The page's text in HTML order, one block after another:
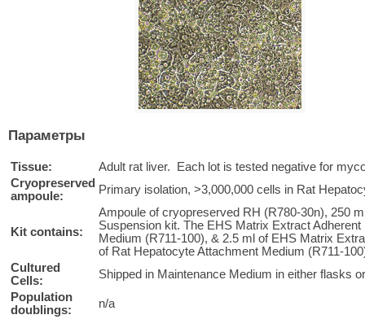
Параметры
Tissue:
Adult rat liver. Each lot is tested negative for
Cryopreserved
ampoule:
Primary isolation, >3,000,000 cells in Rat
Kit contains:
Ampoule of cryopreserved RH (R780-30n), 250
Suspension kit. The EHS Matrix Extract
Medium (R711-100), & 2.5 ml of EHS Matrix
of Rat Hepatocyte Attachment Medium (R711-
Cultured
Cells:
Shipped in Maintenance Medium in either flasks
Population
doublings:
n/a